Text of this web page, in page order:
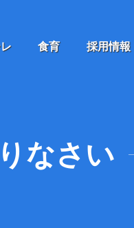
食育 採用情報
なさい